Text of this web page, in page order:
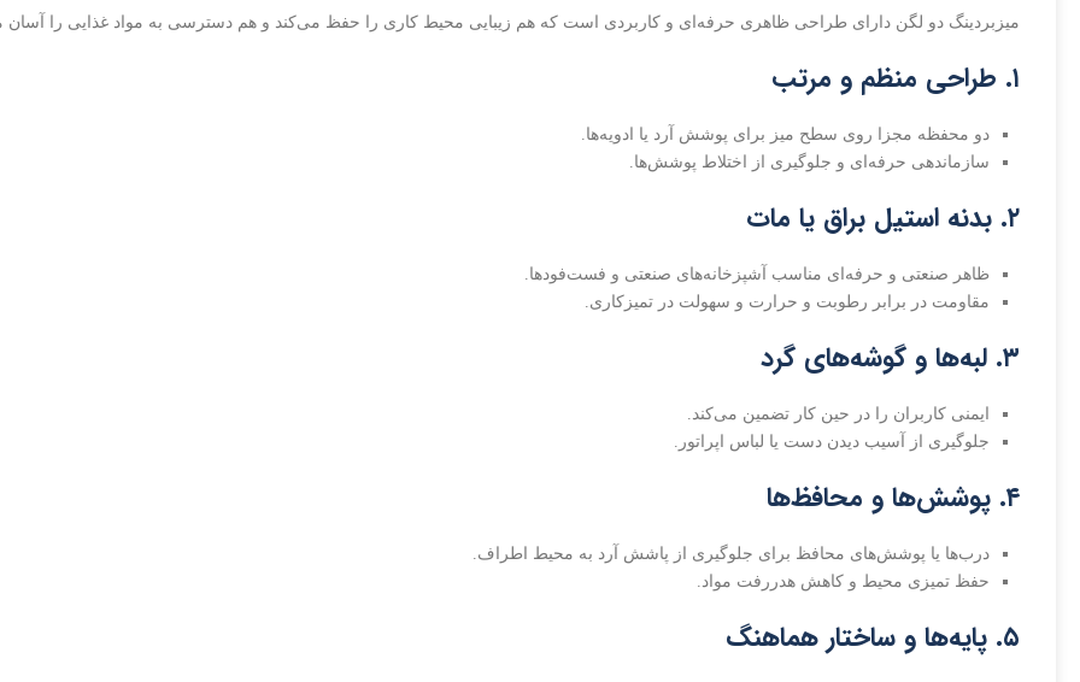
میزبردینگ دو لگن دارای طراحی ظاهری حرفه‌ای و کاربردی است که هم زیبایی محیط کاری را حفظ می‌کند و هم دسترسی به مواد غذایی را آسان
۱. طراحی منظم و مرتب
دو محفظه مجزا روی سطح میز برای پوشش آرد یا ادویه‌ها.
سازماندهی حرفه‌ای و جلوگیری از اختلاط پوشش‌ها.
۲. بدنه استیل براق یا مات
ظاهر صنعتی و حرفه‌ای مناسب آشپزخانه‌های صنعتی و فست‌فودها.
مقاومت در برابر رطوبت و حرارت و سهولت در تمیزکاری.
۳. لبه‌ها و گوشه‌های گرد
ایمنی کاربران را در حین کار تضمین می‌کند.
جلوگیری از آسیب دیدن دست یا لباس اپراتور.
۴. پوشش‌ها و محافظ‌ها
درب‌ها یا پوشش‌های محافظ برای جلوگیری از پاشش آرد به محیط اطراف.
حفظ تمیزی محیط و کاهش هدررفت مواد.
۵. پایه‌ها و ساختار هماهنگ